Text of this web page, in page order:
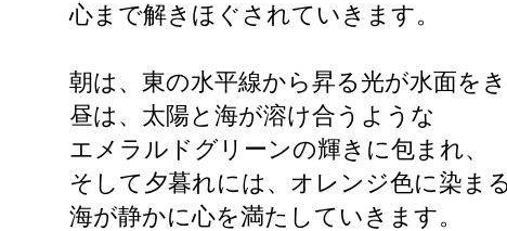
心まで解きほぐされていきます。
朝は、東の水平線から昇る光が水面をき
昼は、太陽と海が溶け合うような
エメラルドグリーンの輝きに包まれ、
そして夕暮れには、オレンジ色に染ま
海が静かに心を満たしていきます。